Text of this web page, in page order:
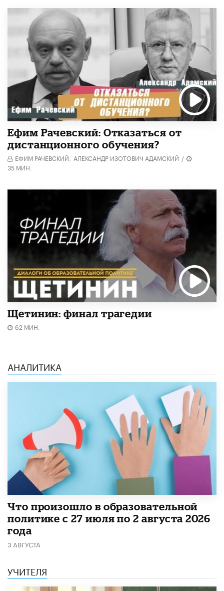
Ефим Рачевский: Отказаться от
дистанционного обучения?
ЕФИМ РАЧЕВСКИЙ, АЛЕКСАНДР ИЗОТОВИЧ АДАМСКИЙ /
35 МИН.
Щетинин: финал трагедии
62 МИН.
АНАЛИТИКА
​Что произошло в образовательной
политике с 27 июля по 2 августа 2026
года
3 АВГУСТА
УЧИТЕЛЯ